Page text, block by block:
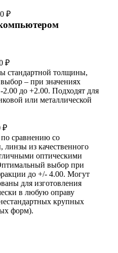
0 ₽
₽
стандартной толщины,
– при значениях
до +2.00. Подходят для
или металлической
₽
сравнению со
линзы из качественного
оптическими
выбор при
до +/- 4.00. Могут
для изготовления
в любую оправу
крупных
форм).